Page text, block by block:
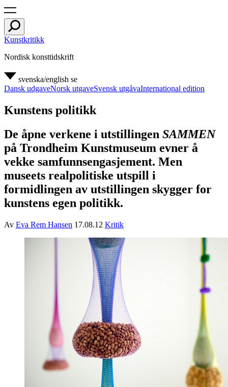
Kunstkritikk
Nordisk konsttidskrift
svenska/english se
Dansk udgaveNorsk utgaveSvensk utgåvaInternational edition
Kunstens politikk
De åpne verkene i utstillingen SAMMEN
på Trondheim Kunstmuseum evner å
vekke samfunnsengasjement. Men
museets realpolitiske utspill i
formidlingen av utstillingen skygger for
kunstens egen politikk.
Av Eva Rem Hansen 17.08.12 Kritik